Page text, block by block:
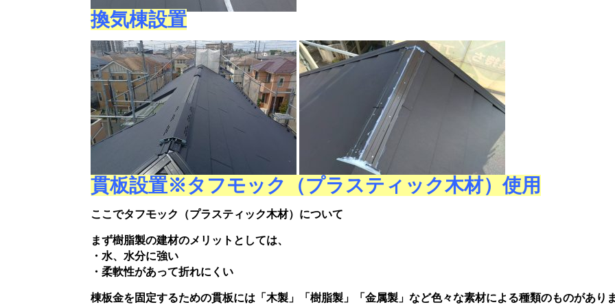
換気棟設置
貫板設置※タフモック（プラスティック木材）使用
ここでタフモック（プラスティック木材）について
まず樹脂製の建材のメリットとしては、
・水、水分に強い
・柔軟性があって折れにくい
棟板金を固定するための貫板には「木製」「樹脂製」「金属製」など色々な素材による種類のものがあり